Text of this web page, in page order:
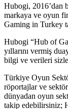
Hubogi, 2016’dan
markaya ve oyun
Gaming in Turkey
Hubogi “Hub of
yıllarını vermiş
bilgi ve verileri
Türkiye Oyun
röportajlar ve
dünyadan oyun
takip edebilirsiniz;